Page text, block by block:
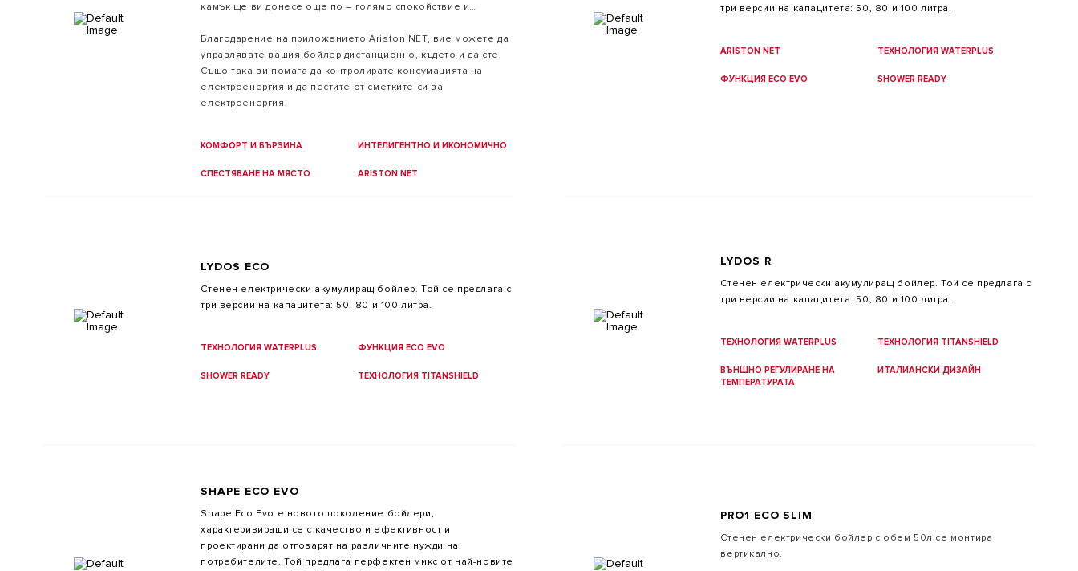
камък ще ви донесе още по – голямо спокойствие и
си дизайн, той е подходящ за всеки интериор.
Благодарение на приложението Ariston NET, вие можете да
управлявате вашия бойлер дистанционно, където и да сте.
Също така ви помага да контролирате консумацията на
електроенергия и да пестите от сметките си за
електроенергия.
КОМФОРТ И БЪРЗИНА ИНТЕЛИГЕНТНО И ИКОНОМИЧНО
СПЕСТЯВАНЕ НА МЯСТО ARISTON NET
три версии на капацитета: 50, 80 и 100 литра.
ARISTON NET ТЕХНОЛОГИЯ WATERPLUS
ФУНКЦИЯ ECO EVO SHOWER READY
LYDOS ECO
Стенен електрически акумулиращ бойлер. Той се предлага с
три версии на капацитета: 50, 80 и 100 литра.
ТЕХНОЛОГИЯ WATERPLUS ФУНКЦИЯ ECO EVO
SHOWER READY ТЕХНОЛОГИЯ TITANSHIELD
LYDOS R
Стенен електрически акумулиращ бойлер. Той се предлага с
три версии на капацитета: 50, 80 и 100 литра.
ТЕХНОЛОГИЯ WATERPLUS ТЕХНОЛОГИЯ TITANSHIELD
ВЪНШНО РЕГУЛИРАНЕ НА
ТЕМПЕРАТУРАТА
ИТАЛИАНСКИ ДИЗАЙН
SHAPE ECO EVO
Shape Eco Evo е новото поколение бойлери,
характеризиращи се с качество и ефективност и
проектирани да отговарят на различните нужди на
потребителите. Той предлага перфектен микс от най-новите
PRO1 ECO SLIM
Стенен електрически бойлер с обем 50л се монтира
вертикално.